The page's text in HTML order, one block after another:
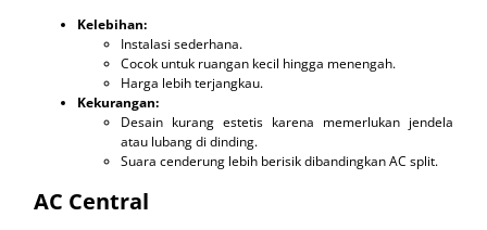
Kelebihan:
Instalasi sederhana.
Cocok untuk ruangan kecil hingga menengah.
Harga lebih terjangkau.
Kekurangan:
Desain kurang estetis karena memerlukan jendela
atau lubang di dinding.
Suara cenderung lebih berisik dibandingkan AC split.
AC Central